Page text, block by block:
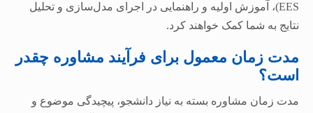
EES)، آموزش اولیه و راهنمایی در اجرای مدل‌سازی و تحلیل
نتایج به شما کمک خواهند کرد.
مدت زمان معمول برای فرآیند مشاوره چقدر
است؟
مدت زمان مشاوره بسته به نیاز دانشجو، پیچیدگی موضوع و